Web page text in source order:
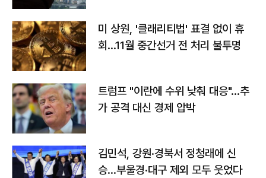
미 상원, '클래리티법' 표결 없이 휴
회…11월 중간선거 전 처리 불투명
트럼프 "이란에 수위 낮춰 대응"…추
가 공격 대신 경제 압박
김민석, 강원·경북서 정청래에 신
승…부울경·대구 제외 모두 웃었다